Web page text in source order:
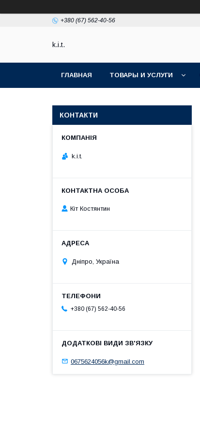
+380 (67) 562-40-56
k.i.t.
ГЛАВНАЯ ТОВАРЫ И УСЛУГИ
КОНТАКТИ
k.i.t.
Кіт Костянтин
Дніпро, Україна
+380 (67) 562-40-56
0675624056k@gmail.com